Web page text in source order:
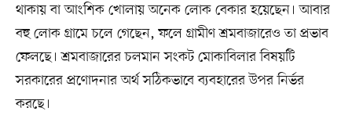
থাকায় বা আংশিক খোলায় অনেক লোক বেকার হয়েছেন। আবার
বহু লোক গ্রামে চলে গেছেন, ফলে গ্রামীণ শ্রমবাজারেও তা প্রভাব
ফেলছে। শ্রমবাজারের চলমান সংকট মোকাবিলার বিষয়টি
সরকারের প্রণোদনার অর্থ সঠিকভাবে ব্যবহারের উপর নির্ভর
করছে।